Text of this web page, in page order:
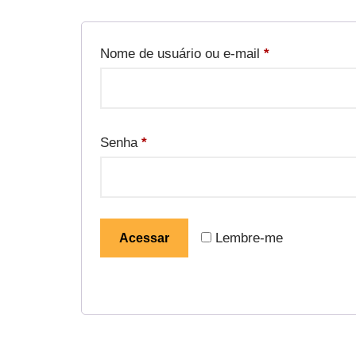
Nome de usuário ou e-mail *
Senha *
Lembre-me
Acessar